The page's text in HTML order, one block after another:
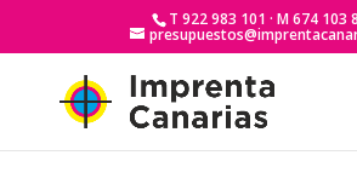
T 922 983 101 · M 674 103